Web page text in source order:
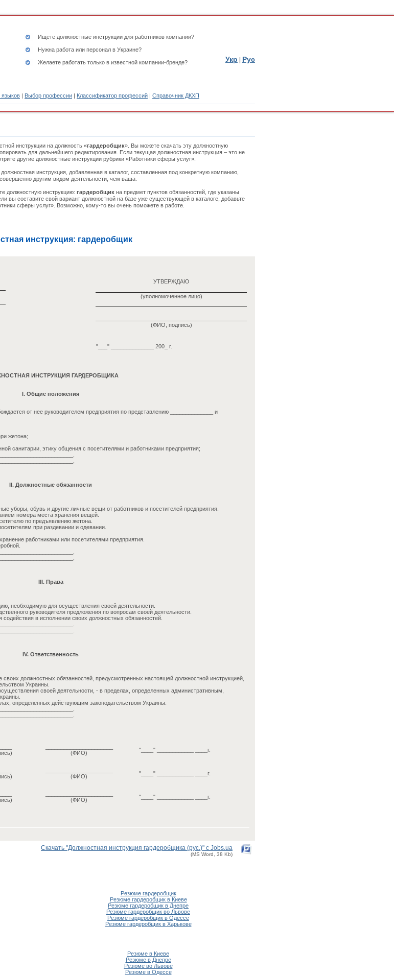
Ищете должностные инструкции для работников компании?
Нужна работа или персонал в Украине?
Желаете работать только в известной компании-бренде?
| Выбор профессии | Классификатор профессий | Справочник ДКХП
Укр Рус
инструкции на должность «гардеробщик». Вы можете скачать эту должностную
для дальнейшего редактирования. Если текущая должностная инструкция – это не
другие должностные инструкции рубрики «Работники сферы услуг».
инструкция, добавленная в каталог, составленная под конкретную компанию,
другим видом деятельности, чем ваша.
должностную инструкцию: гардеробщик на предмет пунктов обязанностей, где указаны
вы составите свой вариант должностной на базе уже существующей в каталоге, добавьте
сферы услуг». Возможно, кому-то вы очень поможете в работе.
инструкция: гардеробщик
УТВЕРЖДАЮ
(уполномоченное лицо)
(ФИО, подпись)
"___" ______________ 200_ г.
ИНСТРУКЦИЯ ГАРДЕРОБЩИКА
I. Общие положения
от нее руководителем предприятия по представлению ______________ и
жетона;
санитарии, этику общения с посетителями и работниками предприятия;
II. Должностные обязанности
уборы, обувь и другие личные вещи от работников и посетителей предприятия.
номера места хранения вещей.
по предъявлению жетона.
при раздевании и одевании.
работниками или посетителями предприятия.
III. Права
необходимую для осуществления своей деятельности.
руководителя предложения по вопросам своей деятельности.
содействия в исполнении своих должностных обязанностей.
IV. Ответственность
должностных обязанностей, предусмотренных настоящей должностной инструкцией,
Украины.
своей деятельности, - в пределах, определенных административным,
определенных действующим законодательством Украины.
(ФИО)
"____" ____________ ____г.
(ФИО)
"____" ____________ ____г.
(ФИО)
"____" ____________ ____г.
Скачать "Должностная инструкция гардеробщика (рус.)" с Jobs.ua
(MS Word, 38 Kb)
Резюме гардеробщик
Резюме гардеробщик в Киеве
Резюме гардеробщик в Днепре
Резюме гардеробщик во Львове
Резюме гардеробщик в Одессе
Резюме гардеробщик в Харькове
Резюме в Киеве
Резюме в Днепре
Резюме во Львове
Резюме в Одессе